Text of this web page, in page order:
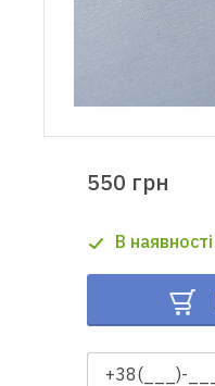
УЦІНКА
Гарантія
швейної
техніки
Корисні
поради
550 грн
В наявності